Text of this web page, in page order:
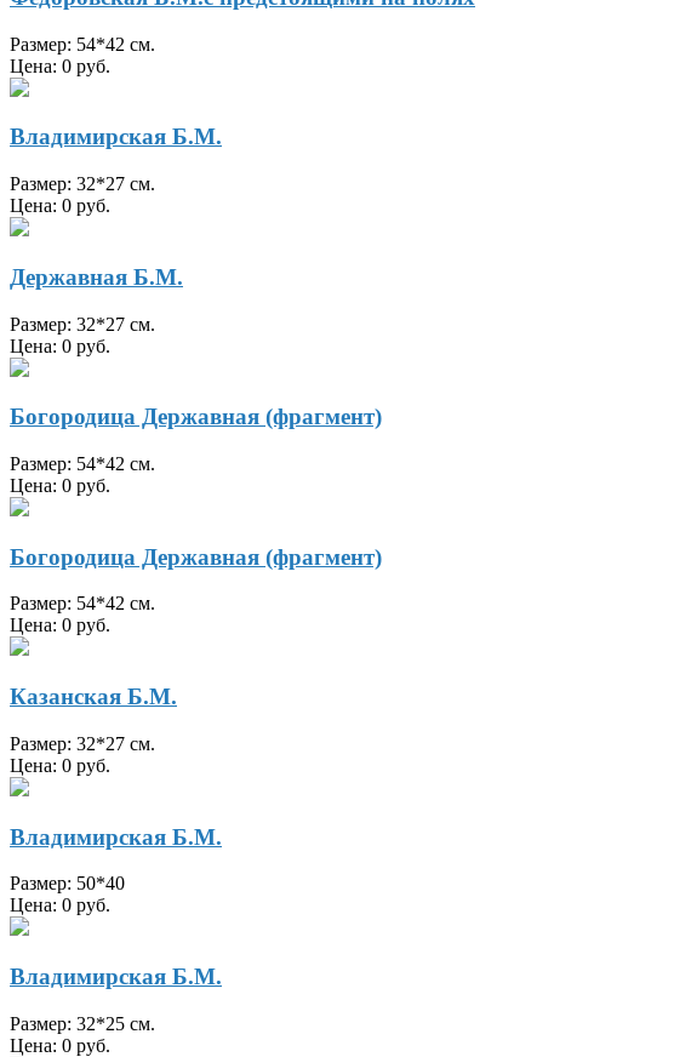
Размер: 54*42 см.
Цена: 0 руб.
Владимирская Б.М.
Размер: 32*27 см.
Цена: 0 руб.
Державная Б.М.
Размер: 32*27 см.
Цена: 0 руб.
Богородица Державная (фрагмент)
Размер: 54*42 см.
Цена: 0 руб.
Богородица Державная (фрагмент)
Размер: 54*42 см.
Цена: 0 руб.
Казанская Б.М.
Размер: 32*27 см.
Цена: 0 руб.
Владимирская Б.М.
Размер: 50*40
Цена: 0 руб.
Владимирская Б.М.
Размер: 32*25 см.
Цена: 0 руб.